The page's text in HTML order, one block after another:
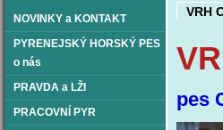
NOVINKY a KONTAKT
PYRENEJSKÝ HORSKÝ PES
o nás
PRAVDA a LŽI
PRACOVNÍ PYR
VRH
pes